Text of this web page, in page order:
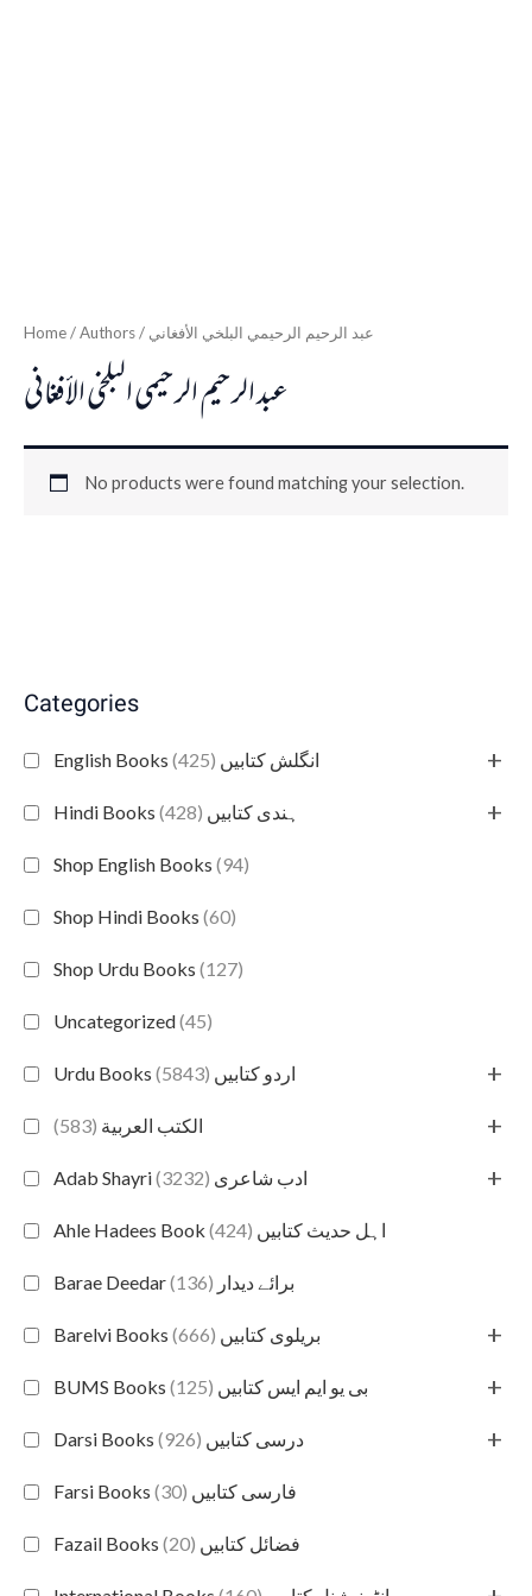
Categories
English Books انگلش کتابیں (425) +
Hindi Books ہندی کتابیں (428) +
Shop English Books (94)
Shop Hindi Books (60)
Shop Urdu Books (127)
Uncategorized(45)
Urdu Books اردو کتابیں (5843) +
الكتب العربية (583) +
Adab Shayri ادب شاعری (3232) +
Ahle Hadees Book اہل حدیث کتابیں (424)
Barae Deedar برائے دیدار (136)
Barelvi Books بریلوی کتابیں (666) +
BUMS Books بی یو ایم ایس کتابیں (125) +
Darsi Books درسی کتابیں (926) +
Farsi Books فارسی کتابیں (30)
Fazail Books فضائل کتابیں (20)
Home / Authors / عبد الرحيم الرحيمي البلخي الأفغاني
عبد الرحيم الرحيمي البلخي الأفغاني
No products were found matching your selection.